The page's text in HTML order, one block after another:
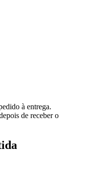
à entrega.
de receber o